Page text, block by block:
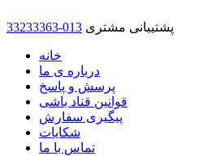
33233363-013 پشتیبانی مشتری
خانه
درباره ی ما
پرسش و پاسخ
قوانین قناد باشی
پیگیری سفارش
شکایات
تماس با ما